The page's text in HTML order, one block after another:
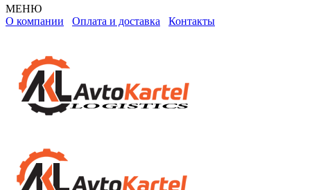
МЕНЮ
О компании
Оплата и доставка Контакты